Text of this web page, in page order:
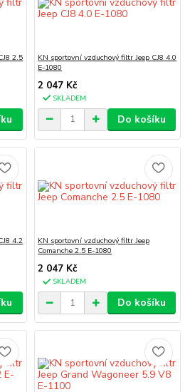
2.5
KN sportovní vzduchový filtr Jeep CJ8 4.0
E-1080
2 047 Kč
SKLADEM
Do košíku
4.2
KN sportovní vzduchový filtr Jeep
Comanche 2.5 E-1080
2 047 Kč
SKLADEM
Do košíku